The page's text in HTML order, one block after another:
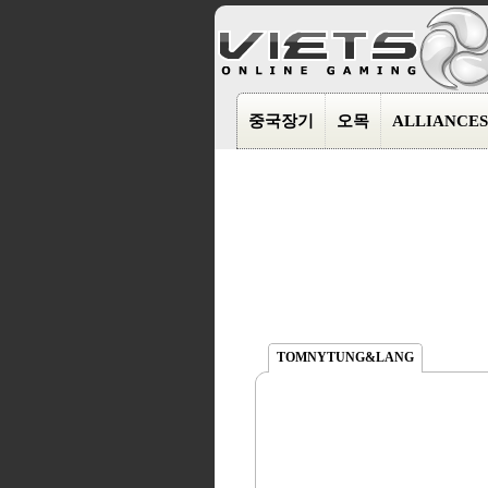
중국장기 오목 ALLIANCES
TOMNYTUNG&LANG